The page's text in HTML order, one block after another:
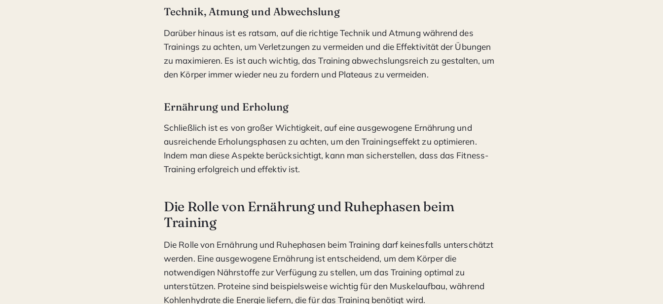
Technik, Atmung und Abwechslung
Darüber hinaus ist es ratsam, auf die richtige Technik und Atmung während des
Trainings zu achten, um Verletzungen zu vermeiden und die Effektivität der Übungen
zu maximieren. Es ist auch wichtig, das Training abwechslungsreich zu gestalten, um
den Körper immer wieder neu zu fordern und Plateaus zu vermeiden.
Ernährung und Erholung
Schließlich ist es von großer Wichtigkeit, auf eine ausgewogene Ernährung und
ausreichende Erholungsphasen zu achten, um den Trainingseffekt zu optimieren.
Indem man diese Aspekte berücksichtigt, kann man sicherstellen, dass das Fitness-
Training erfolgreich und effektiv ist.
Die Rolle von Ernährung und Ruhephasen beim
Training
Die Rolle von Ernährung und Ruhephasen beim Training darf keinesfalls unterschätzt
werden. Eine ausgewogene Ernährung ist entscheidend, um dem Körper die
notwendigen Nährstoffe zur Verfügung zu stellen, um das Training optimal zu
unterstützen. Proteine sind beispielsweise wichtig für den Muskelaufbau, während
Kohlenhydrate die Energie liefern, die für das Training benötigt wird.